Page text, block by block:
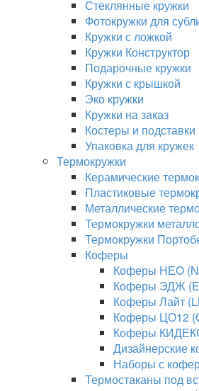
Стеклянные кружки
Фотокружки для
Кружки с ложкой
Кружки Конструктор
Подарочные кружки
Кружки с крышкой
Эко кружки
Кружки на заказ
Костеры и подставки
Упаковка для кружек
Термокружки
Керамические
Пластиковые
Металлические
Термокружки
Термокружки
Коферы
Коферы НЕО
Коферы ЭДЖ
Коферы Лайт
Коферы ЦО12
Коферы
Дизайнерские
Наборы с
Термостаканы под